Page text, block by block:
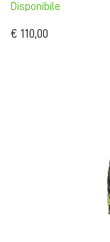
Disponibile
€ 110,00